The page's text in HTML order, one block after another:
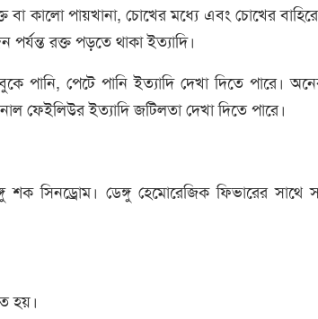
বা কালো পায়খানা, চোখের মধ্যে এবং চোখের
রক্ত পড়তে থাকা ইত্যাদি।
পানি, পেটে পানি ইত্যাদি দেখা দিতে পারে।
ফেইলিউর ইত্যাদি জটিলতা দেখা দিতে পারে।
সিনড্রোম। ডেঙ্গু হেমোরেজিক ফিভারের সাথে
হয়।